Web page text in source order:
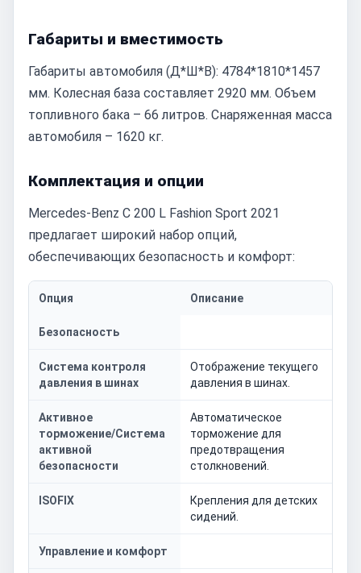
Габариты и вместимость
Габариты автомобиля (Д*Ш*В): 4784*1810*1457
мм. Колесная база составляет 2920 мм. Объем
топливного бака – 66 литров. Снаряженная масса
автомобиля – 1620 кг.
Комплектация и опции
Mercedes-Benz C 200 L Fashion Sport 2021
предлагает широкий набор опций,
обеспечивающих безопасность и комфорт:
Опция Описание
Безопасность
Система контроля
давления в шинах
Отображение текущего
давления в шинах.
Активное
торможение/Система
активной
безопасности
Автоматическое
торможение для
предотвращения
столкновений.
ISOFIX
Крепления для детских
сидений.
Управление и комфорт